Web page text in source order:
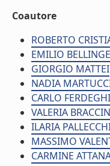
Coautore
ROBERTO
EMILIO
GIORGIO MATTEI
NADIA
CARLO
VALERIA
ILARIA
MASSIMO
CARMINE